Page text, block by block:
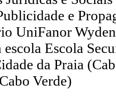
e
UniFanor Wyden
Escola
da Praia
Verde)